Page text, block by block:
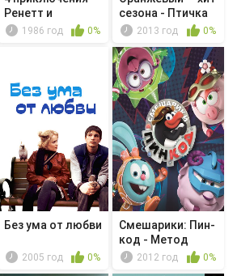
Ренетт и
Мирабель
1986 год 0%
сезона - Птичка
хочет...
2013 год 0%
Без ума от любви
2005 год 0%
Смешарики: Пин-
код - Метод
Ёжика2012 год 0%